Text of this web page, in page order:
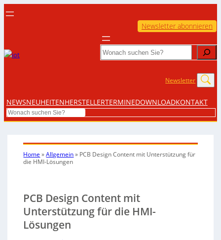
Newsletter abonnieren
Search
Newsletter
NEWSNEUHEITENHERSTELLERTERMINEDOWNLOADKONTAKT
Search
Home »Allgemein» PCB Design Content mit Unterstützung für
die HMI-Lösungen
PCB Design Content mit
Unterstützung für die HMI-
Lösungen